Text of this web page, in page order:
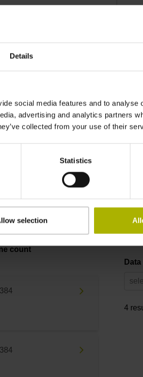
Details
social media features and to analyse
advertising and analytics partners
collected from your use of their
Statistics
selection
produktu
oddělení telefonicky, e-mailem
4
count